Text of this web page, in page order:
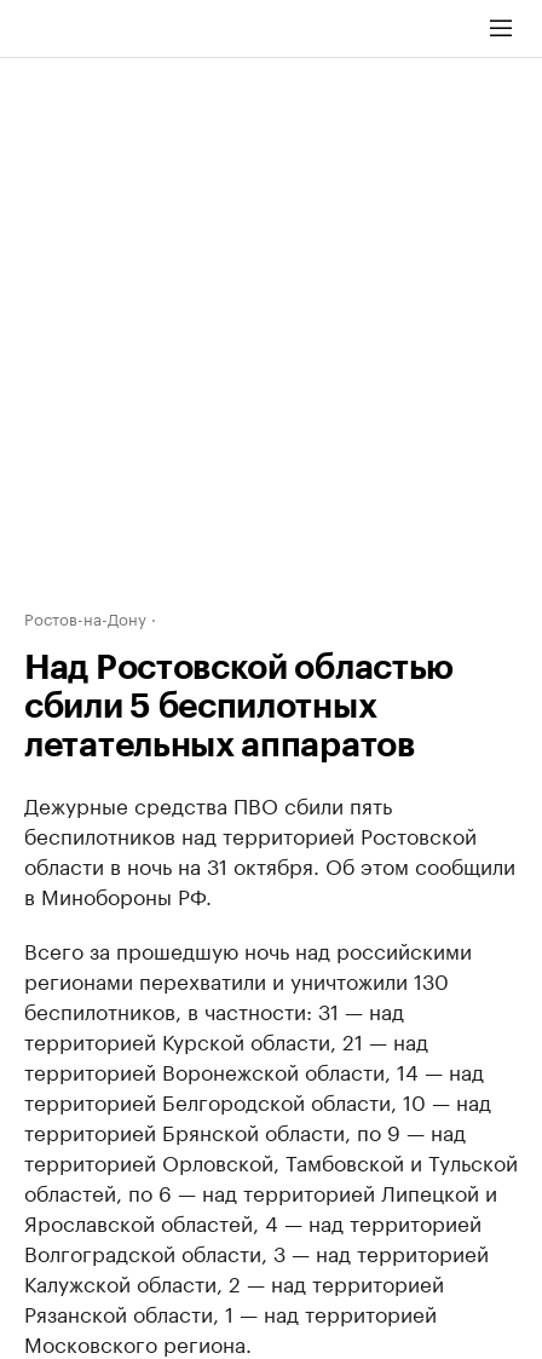
Ростов-на-Дону
Над Ростовской областью
сбили 5 беспилотных
летательных аппаратов
Дежурные средства ПВО сбили пять
беспилотников над территорией Ростовской
области в ночь на 31 октября. Об этом сообщили
в Минобороны РФ.
Всего за прошедшую ночь над российскими
регионами перехватили и уничтожили 130
беспилотников, в частности: 31 — над
территорией Курской области, 21 — над
территорией Воронежской области, 14 — над
территорией Белгородской области, 10 — над
территорией Брянской области, по 9 — над
территорией Орловской, Тамбовской и Тульской
областей, по 6 — над территорией Липецкой и
Ярославской областей, 4 — над территорией
Волгоградской области, 3 — над территорией
Калужской области, 2 — над территорией
Рязанской области, 1 — над территорией
Московского региона.